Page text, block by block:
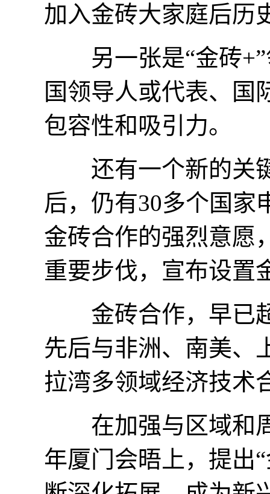
加入金砖大家庭后历
另一张是“金砖+”
国领导人或代表、国
包容性和吸引力。
还有一个新的关键
后，仍有30多个国家
金砖合作的强烈意愿
重要步伐，宣布设置
金砖合作，早已超
先后与非洲、南美、
拉湾多领域经济技术
在加强与区域和周
年厦门会晤上，提出